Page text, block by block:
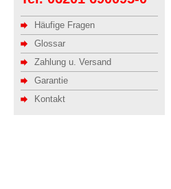
Häufige Fragen
Glossar
Zahlung u. Versand
Garantie
Kontakt